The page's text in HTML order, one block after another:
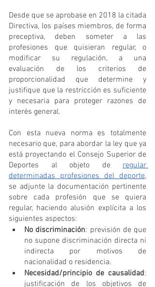
Desde que se aprobase en 2018 la citada
Directiva, los países miembros, de forma
preceptiva, deben someter a las
profesiones que quisieran regular, o
modificar su regulación, a una
evaluación de los criterios de
proporcionalidad que determine y
justifique que la restricción es suficiente
y necesaria para proteger razones de
interés general.
Con esta nueva norma es totalmente
necesario que, para abordar la ley que ya
está proyectando el Consejo Superior de
Deportes al objeto de regular
determinadas profesiones del deporte,
se adjunte la documentación pertinente
sobre cada profesión que se quiera
regular, haciendo alusión explícita a los
siguientes aspectos:
No discriminación: previsión de que
no supone discriminación directa ni
indirecta por motivos de
nacionalidad o residencia.
Necesidad/principio de causalidad:
justificación de los objetivos de